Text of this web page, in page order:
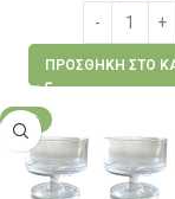
ΠΡΟΣΘΉΚΗ ΣΤΟ
-25%